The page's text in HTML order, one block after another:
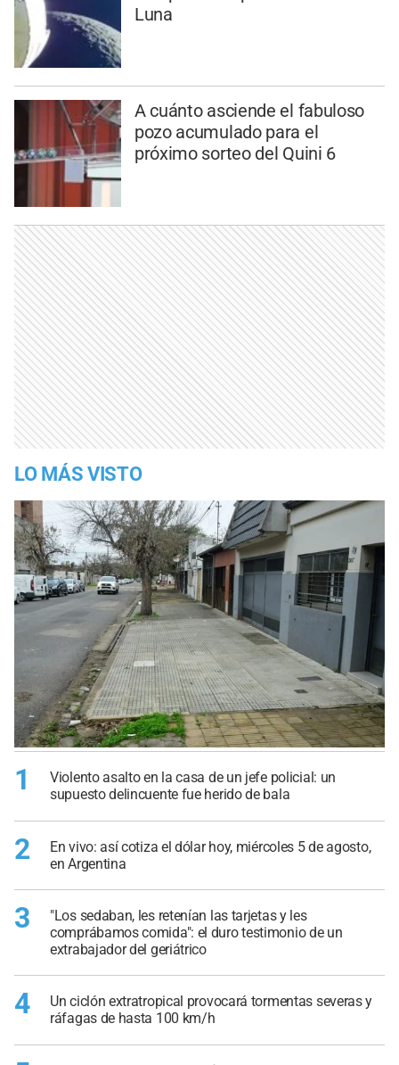
Luna
A cuánto asciende el fabuloso
pozo acumulado para el
próximo sorteo del Quini 6
LO MÁS VISTO
1
Violento asalto en la casa de un jefe policial: un
supuesto delincuente fue herido de bala
2
En vivo: así cotiza el dólar hoy, miércoles 5 de agosto,
en Argentina
3
"Los sedaban, les retenían las tarjetas y les
comprábamos comida": el duro testimonio de un
extrabajador del geriátrico
4
Un ciclón extratropical provocará tormentas severas y
ráfagas de hasta 100 km/h